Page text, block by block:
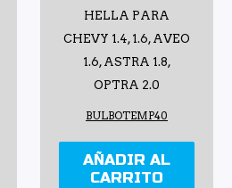
HELLA PARA
CHEVY 1.4, 1.6, AVEO
1.6, ASTRA 1.8,
OPTRA 2.0
BULBOTEMP40
AÑADIR AL
CARRITO